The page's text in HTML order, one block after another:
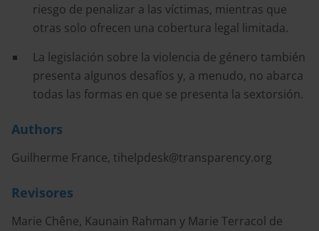
riesgo de penalizar a las víctimas, mientras que
otras solo ofrecen una cobertura legal limitada.
La legislación sobre la violencia de género también
presenta algunos desafíos y, a menudo, no abarca
todas las formas en que se presenta la sextorsión.
Authors
Guilherme France, tihelpdesk@transparency.org
Revisores
Marie Chêne, Kaunain Rahman y Marie Terracol de